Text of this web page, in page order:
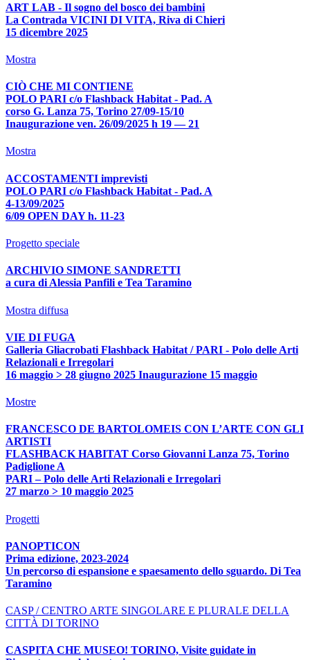
ART LAB - Il sogno del bosco dei bambini
La Contrada VICINI DI VITA, Riva di Chieri
15 dicembre 2025
Mostra
CIÒ CHE MI CONTIENE
POLO PARI c/o Flashback Habitat - Pad. A
corso G. Lanza 75, Torino 27/09-15/10
Inaugurazione ven. 26/09/2025 h 19 — 21
Mostra
ACCOSTAMENTI imprevisti
POLO PARI c/o Flashback Habitat - Pad. A
4-13/09/2025
6/09 OPEN DAY h. 11-23
Progetto speciale
ARCHIVIO SIMONE SANDRETTI
a cura di Alessia Panfili e Tea Taramino
Mostra diffusa
VIE DI FUGA
Galleria Gliacrobati Flashback Habitat / PARI - Polo delle Arti
Relazionali e Irregolari
16 maggio > 28 giugno 2025 Inaugurazione 15 maggio
Mostre
FRANCESCO DE BARTOLOMEIS CON L’ARTE CON GLI
ARTISTI
FLASHBACK HABITAT Corso Giovanni Lanza 75, Torino
Padiglione A
PARI – Polo delle Arti Relazionali e Irregolari
27 marzo > 10 maggio 2025
Progetti
PANOPTICON
Prima edizione, 2023-2024
Un percorso di espansione e spaesamento dello sguardo. Di Tea
Taramino
CASP / CENTRO ARTE SINGOLARE E PLURALE DELLA
CITTÀ DI TORINO
CASPITA CHE MUSEO! TORINO, Visite guidate in